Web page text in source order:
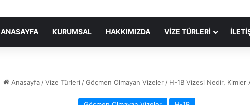
ANASAYFA KURUMSAL HAKKIMIZDA VIZE TÜRLERI
Anasayfa /Vize Türleri /Göçmen Olmayan Vizeler / H-1B Vizesi Nedir, Kimler